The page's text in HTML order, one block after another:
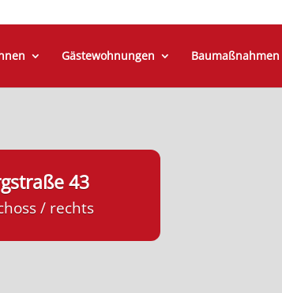
Gästewohnungen Baumaßnahmen
43
/ rechts